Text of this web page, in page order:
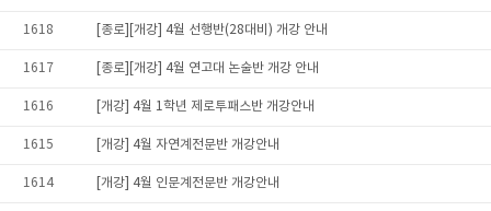
1618 [종로][개강] 4월 선행반(28대비) 개강 안내
1617 [종로][개강] 4월 연고대 논술반 개강 안내
1616 [개강] 4월 1학년 제로투패스반 개강안내
1615 [개강] 4월 자연계전문반 개강안내
1614 [개강] 4월 인문계전문반 개강안내